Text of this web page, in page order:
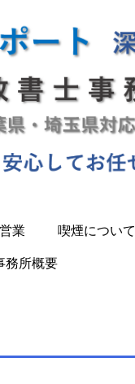
業 喫煙について
務所概要